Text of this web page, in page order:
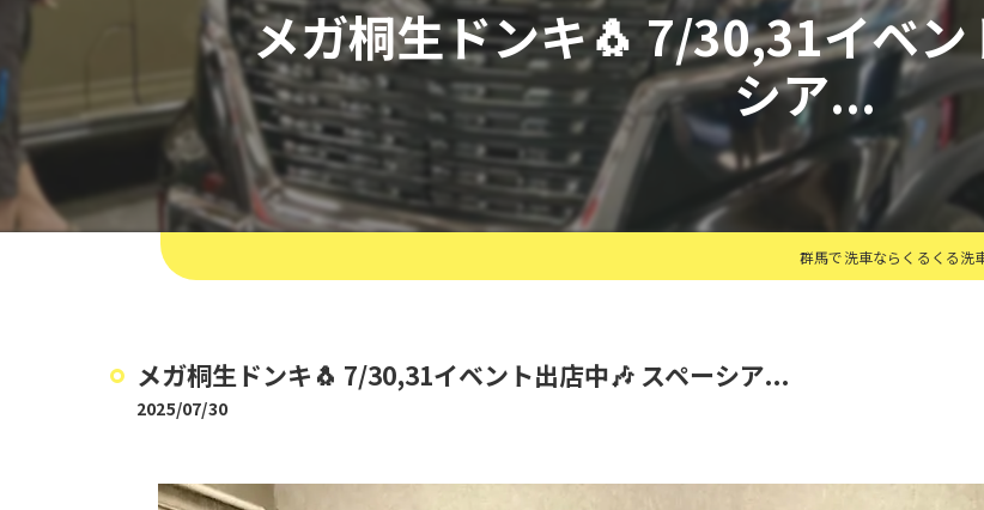
メガ桐生ドンキ🐧 7/30,31イベン
シア...
群馬で洗車ならくるくる洗
メガ桐生ドンキ🐧 7/30,31イベント出店中🎶 スペーシア...
2025/07/30